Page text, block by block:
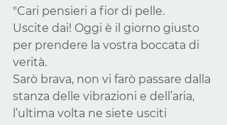
"Cari pensieri a fior di pelle.
Uscite dai! Oggi è il giorno giusto
per prendere la vostra boccata di
verità.
Sarò brava, non vi farò passare dalla
stanza delle vibrazioni e dell’aria,
l’ultima volta ne siete usciti